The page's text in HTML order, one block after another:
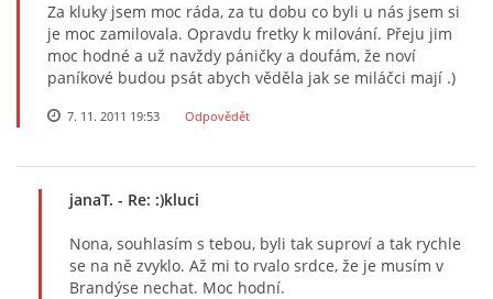
Za kluky jsem moc ráda, za tu dobu co byli u nás jsem si
je moc zamilovala. Opravdu fretky k milování. Přeju jim
moc hodné a už navždy páničky a doufám, že noví
paníkové budou psát abych věděla jak se miláčci mají .)
7. 11. 2011 19:53 Odpovědět
janaT. - Re: :)kluci
Nona, souhlasím s tebou, byli tak suproví a tak rychle
se na ně zvyklo. Až mi to rvalo srdce, že je musím v
Brandýse nechat. Moc hodní.